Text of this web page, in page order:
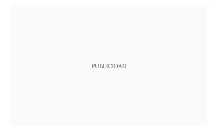
PUBLICIDAD